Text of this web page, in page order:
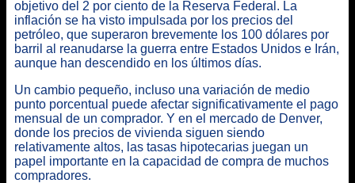
objetivo del 2 por ciento de la Reserva Federal. La
inflación se ha visto impulsada por los precios del
petróleo, que superaron brevemente los 100 dólares por
barril al reanudarse la guerra entre Estados Unidos e Irán,
aunque han descendido en los últimos días.
Un cambio pequeño, incluso una variación de medio
punto porcentual puede afectar significativamente el pago
mensual de un comprador. Y en el mercado de Denver,
donde los precios de vivienda siguen siendo
relativamente altos, las tasas hipotecarias juegan un
papel importante en la capacidad de compra de muchos
compradores.